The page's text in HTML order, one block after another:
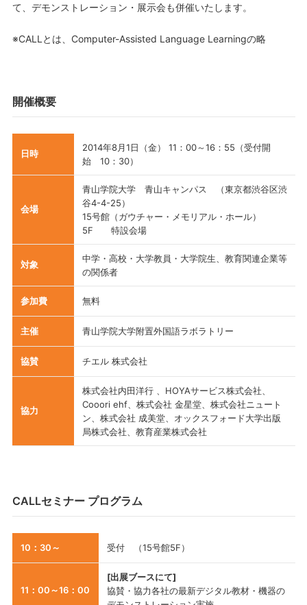
て、デモンストレーション・展示会も併催いたします。
※CALLとは、Computer-Assisted Language Learningの略
開催概要
日時
2014年8月1日（金） 11：00～16：55（受付開
始 10：30）
会場
青山学院大学 青山キャンパス （東京都渋谷区渋
谷4-4-25）
15号館（ガウチャー・メモリアル・ホール）
5F 特設会場
対象
中学・高校・大学教員・大学院生、教育関連企業等
の関係者
参加費 無料
主催 青山学院大学附置外国語ラボラトリー
協賛 チエル 株式会社
協力
株式会社内田洋行 、HOYAサービス株式会社、
Cooori ehf、株式会社 金星堂、株式会社ニュート
ン、株式会社 成美堂、オックスフォード大学出版
局株式会社、教育産業株式会社
CALLセミナー プログラム
10：30～ 受付 （15号館5F）
11：00～16：00
[出展ブースにて]
協賛・協力各社の最新デジタル教材・機器の